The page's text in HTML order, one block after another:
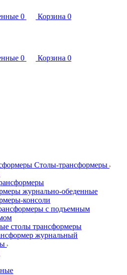
0 Корзина 0
0 Корзина 0
Столы-трансформеры
журнально-обеденные
консоли
с подъемным
столы трансформеры
журнальный